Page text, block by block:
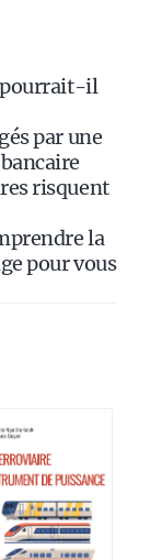
pourrait-il
par une
risquent
la
pour vous